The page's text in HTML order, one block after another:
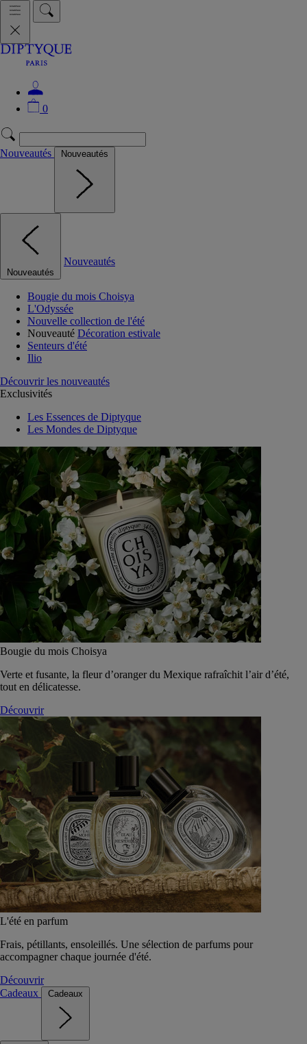
0
Nouveautés Nouveautés
Nouveautés
Nouveautés
Bougie du mois Choisya
L'Odyssée
Nouvelle collection de l'été
Nouveauté Décoration estivale
Senteurs d'été
Ilio
Découvrir les nouveautés
Exclusivités
Les Essences de Diptyque
Les Mondes de Diptyque
Bougie du mois Choisya
Verte et fusante, la fleur d’oranger du Mexique rafraîchit l’air d’été,
tout en délicatesse.
Découvrir
L'été en parfum
Frais, pétillants, ensoleillés. Une sélection de parfums pour
accompagner chaque journée d'été.
Découvrir
Cadeaux
Cadeaux